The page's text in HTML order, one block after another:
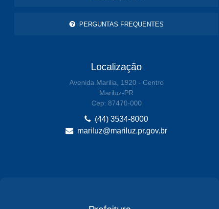
PERGUNTAS FREQUENTES
Localização
Avenida Marilia, 1920 - Centro
Mariluz-PR
Cep: 87470-000
(44) 3534-8000
mariluz@mariluz.pr.gov.br